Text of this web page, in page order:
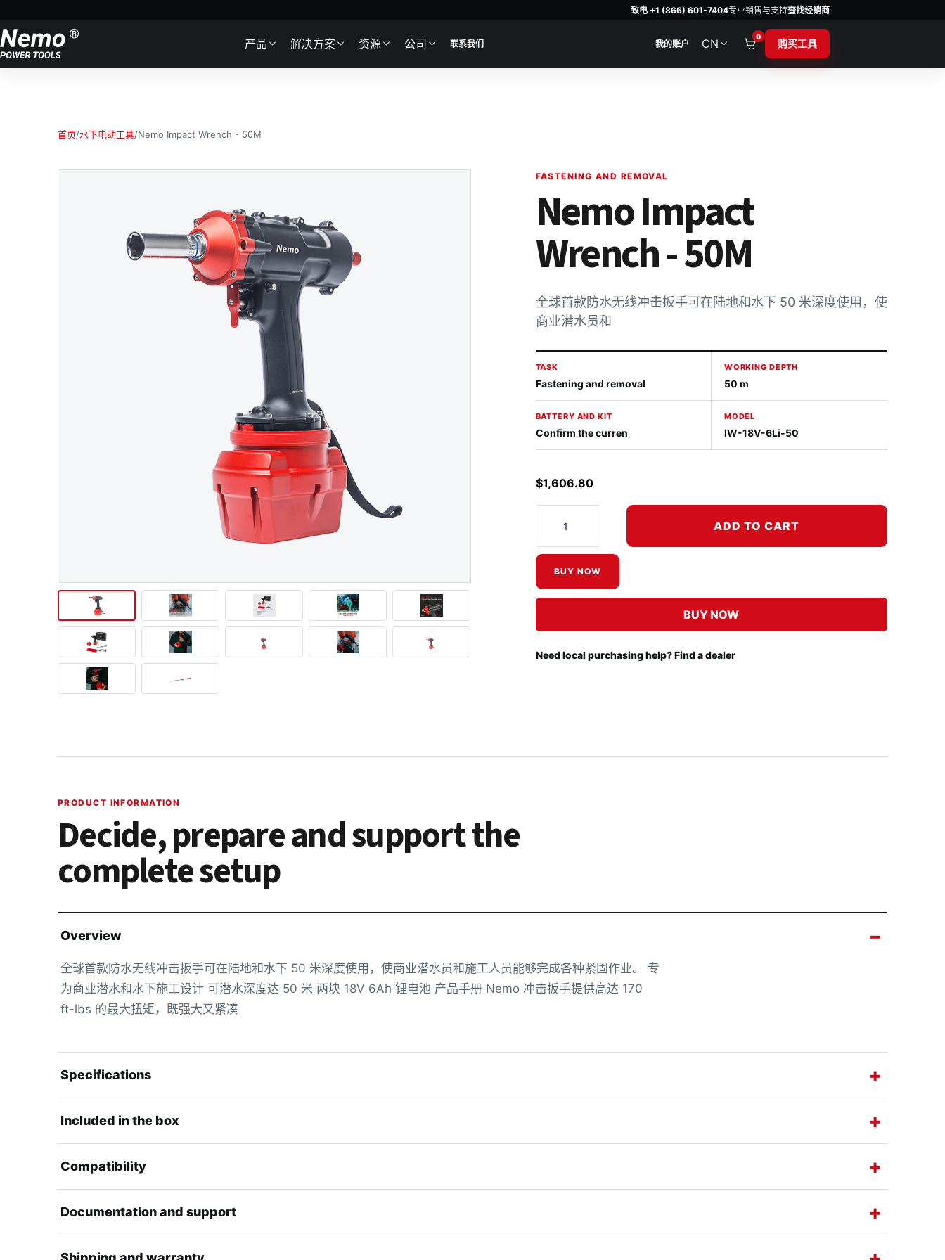
致电 +1 (866) 601-7404专业销售与支持查找经销商
产品 解决方案 资源 公司 联系我们 我的账户 CN 0
购买工具
首页/水下电动工具/Nemo Impact Wrench - 50M
FASTENING AND REMOVAL
Nemo Impact
Wrench - 50M
全球首款防水无线冲击扳手可在陆地和水下 50 米深度使用，使
商业潜水员和
TASK
Fastening and removal
WORKING DEPTH
50 m
BATTERY AND KIT
Confirm the curren
MODEL
IW-18V-6Li-50
$1,606.80
Nemo Impact Wrench - 50M 数量 ADD TO CART
BUY NOW
BUY NOW
Need local purchasing help? Find a dealer
PRODUCT INFORMATION
Decide, prepare and support the
complete setup
Overview
全球首款防水无线冲击扳手可在陆地和水下 50 米深度使用，使商业潜水员和施工人员能够完成各种紧固作业。 专
为商业潜水和水下施工设计 可潜水深度达 50 米 两块 18V 6Ah 锂电池 产品手册 Nemo 冲击扳手提供高达 170
ft-lbs 的最大扭矩，既强大又紧凑
Specifications
Included in the box
Compatibility
Documentation and support